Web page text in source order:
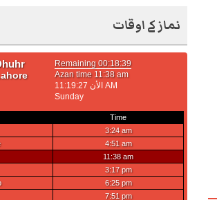
نماز کے اوقات